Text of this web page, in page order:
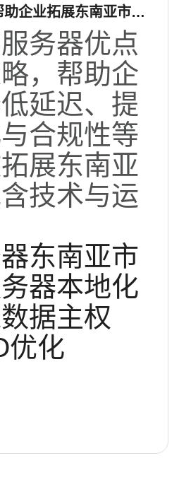
企业拓展东南亚市场
务器优点
，帮助企
延迟、提
合规性等
展东南亚
技术与运
东南亚市
器本地化
数据主权
优化